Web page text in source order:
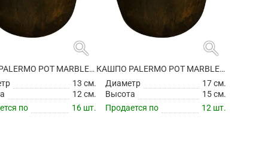
search
КАШПО PALERMO POT MARBLE BROWN
13 см.
12 см.
по
16 шт.
search
КАШПО PALERMO POT MARBLE BROWN
Диаметр
17 см.
Высота
15 см.
Продается по
12 шт.